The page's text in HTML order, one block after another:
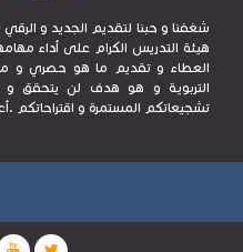
شغفنا و حبنا لتقديم الجديد و
هيئة التدريس الكرام على أداء
العطاء و تقديم ما هو حصري و
التربوية و هو هدف لن يتحقق
تشجيعاتكم المستمرة و اقتراحاتكم